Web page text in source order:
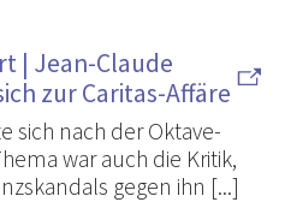
| Jean-Claude
zur Caritas-Affäre
sich nach der Oktave-
war auch die Kritik,
gegen ihn [...]